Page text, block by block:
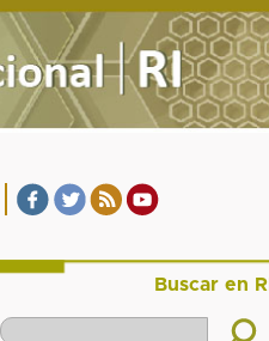
Buscar en RI